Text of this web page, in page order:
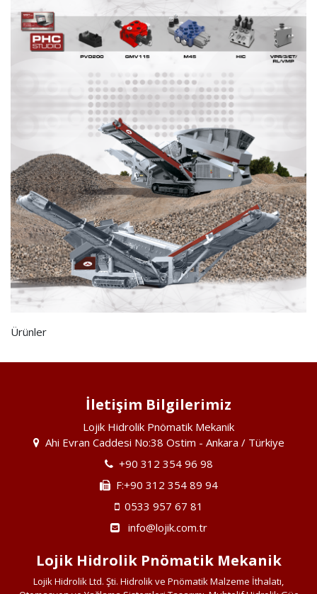
Ürünler
İletişim Bilgilerimiz
Lojik Hidrolik Pnömatik Mekanik
Ahi Evran Caddesi No:38 Ostim - Ankara / Türkiye
+90 312 354 96 98
F:+90 312 354 89 94
0533 957 67 81
info@lojik.com.tr
Lojik Hidrolik Pnömatik Mekanik
Lojik Hidrolik Ltd. Şti. Hidrolik ve Pnömatik Malzeme İthalatı,